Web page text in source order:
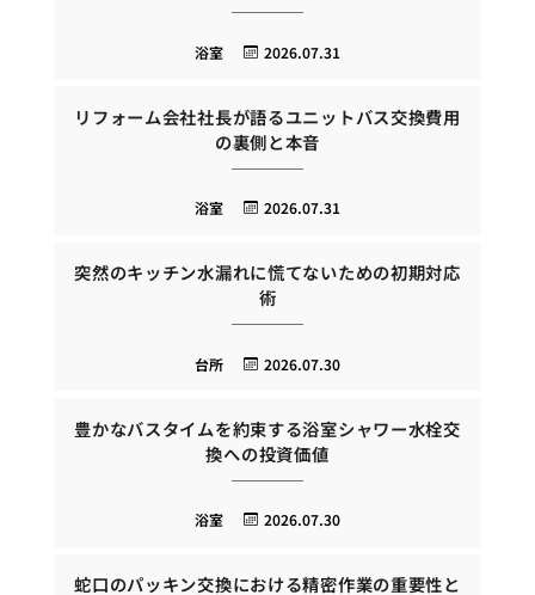
2026.07.31
浴室
リフォーム会社社長が語るユニットバス交換費用
の裏側と本音
2026.07.31
浴室
突然のキッチン水漏れに慌てないための初期対応
術
2026.07.30
台所
豊かなバスタイムを約束する浴室シャワー水栓交
換への投資価値
2026.07.30
浴室
蛇口のパッキン交換における精密作業の重要性と